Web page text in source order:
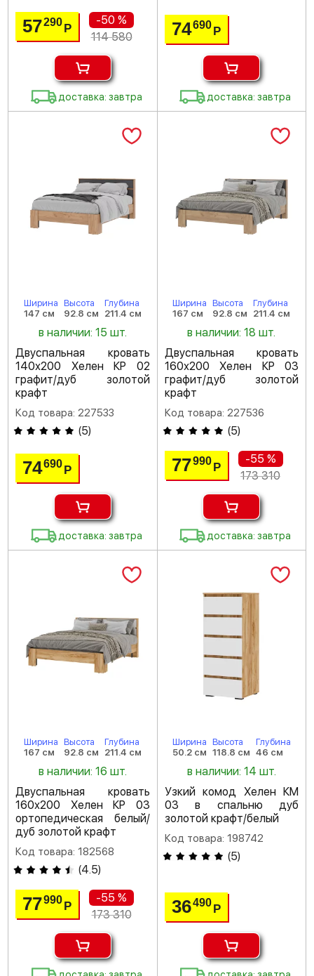
57290Р
-50 %
114 580
доставка: завтра
74690 Р
доставка: завтра
Ширина
147 см
Высота
92.8 см
Глубина
211.4 см
в наличии: 15 шт.
Двуспальная кровать
140х200 Хелен КР 02
графит/дуб золотой
крафт
Код товара: 227533
(5)
74690Р
доставка: завтра
Ширина
167 см
Высота
92.8 см
Глубина
211.4 см
в наличии: 18 шт.
Двуспальная кровать
160х200 Хелен КР 03
графит/дуб золотой
крафт
Код товара: 227536
(5)
77990 Р
-55 %
173 310
доставка: завтра
Ширина
167 см
Высота
92.8 см
Глубина
211.4 см
в наличии: 16 шт.
Двуспальная кровать
160х200 Хелен КР 03
ортопедическая белый/
дуб золотой крафт
Код товара: 182568
(4.5)
77990Р
-55 %
173 310
Ширина
50.2 см
Высота
118.8 см
Глубина
46 см
в наличии: 14 шт.
Узкий комод Хелен КМ
03 в спальню дуб
золотой крафт/белый
Код товара: 198742
(5)
36490 Р